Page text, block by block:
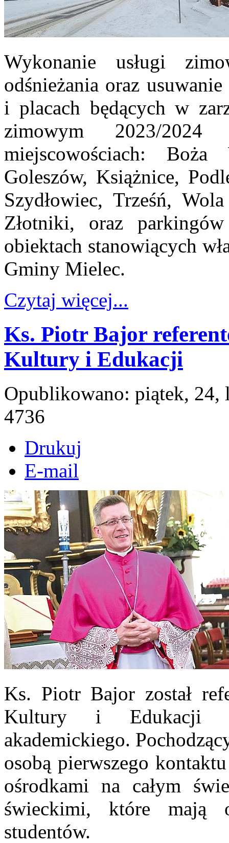
Wykonanie usługi
odśnieżania oraz
i placach będących w
zimowym 2023/
miejscowościach: Boża
Goleszów, Książnice,
Szydłowiec, Trześń,
Złotniki, oraz
obiektach stanowiących
Gminy Mielec.
Czytaj więcej...
Ks. Piotr Bajor
Kultury i Edukacji
Opublikowano: piątek,
4736
Drukuj
E-mail
Ks. Piotr Bajor został
Kultury i Edukacji w
akademickiego.
osobą pierwszego
ośrodkami na całym
świeckimi, które mają
studentów.